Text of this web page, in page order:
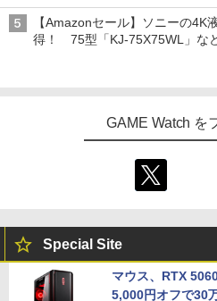
【Amazonセール】ソニーの4K
得！ 75型「KJ-75X75WL」な
GAME Watch を
Special Site
マウス、RTX
5,000円オフで30